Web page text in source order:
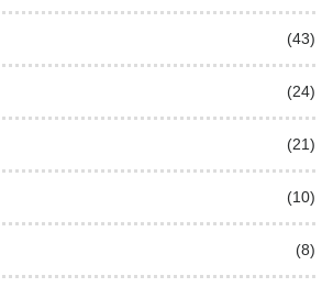
(43)
(24)
(21)
(10)
(8)